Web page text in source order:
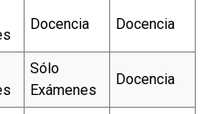
Docencia Docencia
Sólo
Exámenes
Docencia